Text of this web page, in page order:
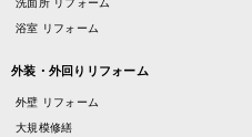
浴室 リフォーム
外装・外回りリフォーム
外壁 リフォーム
大規模修繕